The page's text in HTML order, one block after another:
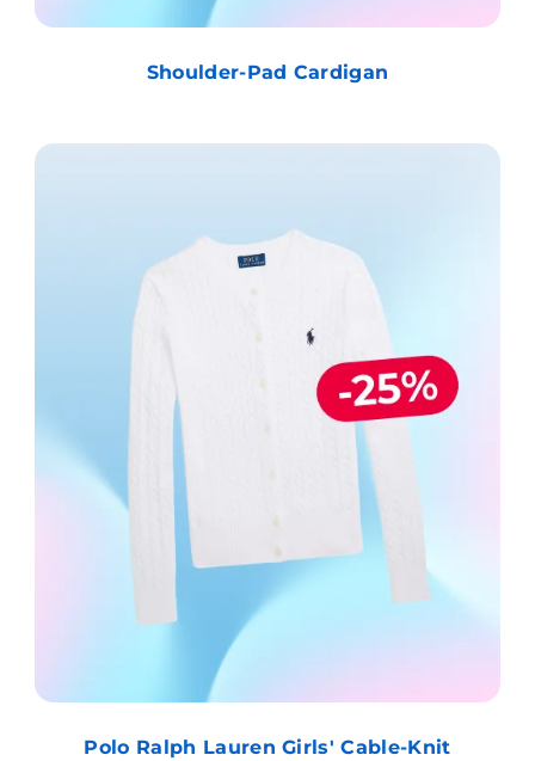
Shoulder-Pad Cardigan
Polo Ralph Lauren Girls' Cable-Knit